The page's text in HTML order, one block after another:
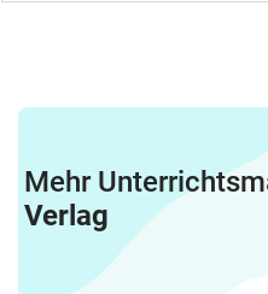
Mehr
Verlag